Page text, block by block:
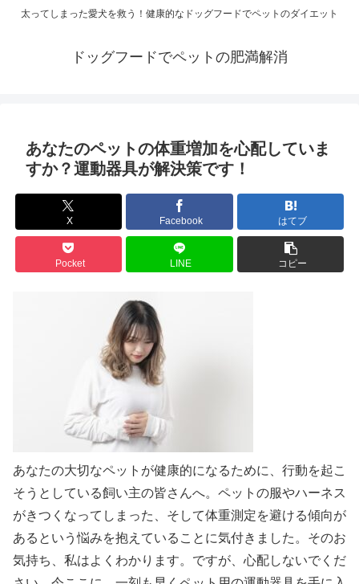
太ってしまった愛犬を救う！健康的なドッグフードでペットのダイエット
ドッグフードでペットの肥満解消
あなたのペットの体重増加を心配していま
すか？運動器具が解決策です！
X Facebook はてブ
Pocket LINE コピー
あなたの大切なペットが健康的になるために、行動を起こ
そうとしている飼い主の皆さんへ。ペットの服やハーネス
がきつくなってしまった、そして体重測定を避ける傾向が
あるという悩みを抱えていることに気付きました。そのお
気持ち、私はよくわかります。ですが、心配しないでくだ